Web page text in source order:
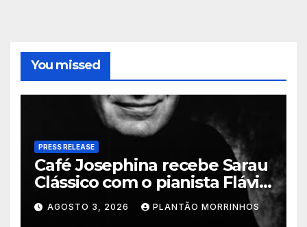
You missed
PRESS RELEASE
Café Josephina recebe Sarau
Clássico com o pianista Flávio
Varani nesta terça-feira
AGOSTO 3, 2026 PLANTÃO MORRINHOS